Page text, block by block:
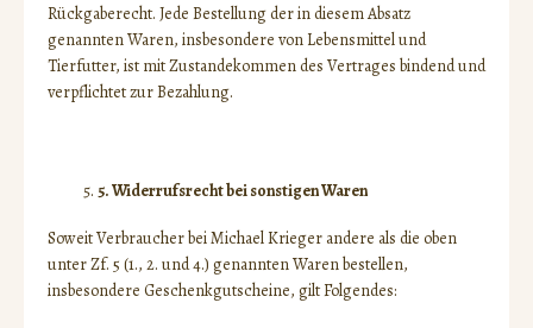
Rückgaberecht. Jede Bestellung der in diesem Absatz
genannten Waren, insbesondere von Lebensmittel und
Tierfutter, ist mit Zustandekommen des Vertrages bindend und
verpflichtet zur Bezahlung.
5. Widerrufsrecht bei sonstigen Waren
Soweit Verbraucher bei Michael Krieger andere als die oben
unter Zf. 5 (1., 2. und 4.) genannten Waren bestellen,
insbesondere Geschenkgutscheine, gilt Folgendes: